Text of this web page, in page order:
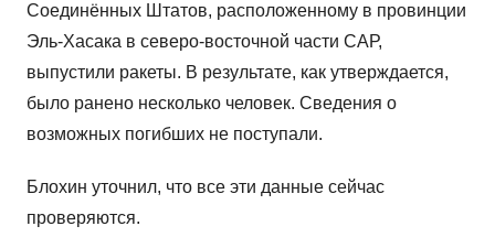
Соединённых Штатов, расположенному в провинции
Эль-Хасака в северо-восточной части САР,
выпустили ракеты. В результате, как утверждается,
было ранено несколько человек. Сведения о
возможных погибших не поступали.
Блохин уточнил, что все эти данные сейчас
проверяются.